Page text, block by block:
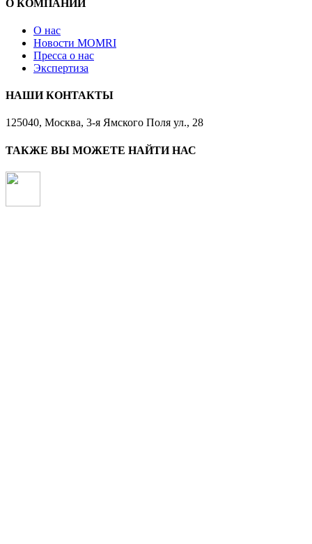
О КОМПАНИИ
О нас
Новости MOMRI
Пресса о нас
Экспертиза
НАШИ КОНТАКТЫ
125040, Москва, 3-я Ямского Поля ул., 28
ТАКЖЕ ВЫ МОЖЕТЕ НАЙТИ НАС